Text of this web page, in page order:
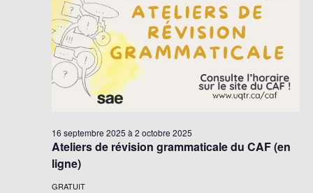
Ateliers de révision grammaticale du CAF (en
ligne)
16 septembre 2025 à2 octobre 2025
GRATUIT